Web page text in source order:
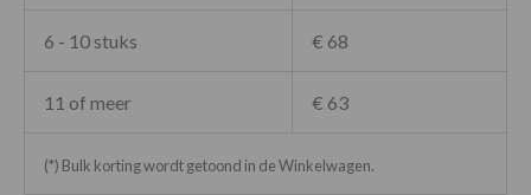
6 - 10 stuks € 68
11 of meer € 63
(*) Bulk korting wordt getoond in de Winkelwagen.